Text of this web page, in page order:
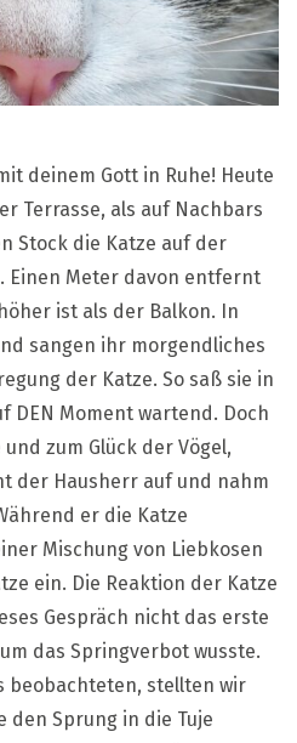
deinem Gott in Ruhe! Heute
Terrasse, als auf Nachbars
Stock die Katze auf der
Einen Meter davon entfernt
ist als der Balkon. In
sangen ihr morgendliches
der Katze. So saß sie in
DEN Moment wartend. Doch
zum Glück der Vögel,
der Hausherr auf und nahm
er die Katze
Mischung von Liebkosen
ein. Die Reaktion der Katze
Gespräch nicht das erste
das Springverbot wusste.
beobachteten, stellten wir
den Sprung in die Tuje